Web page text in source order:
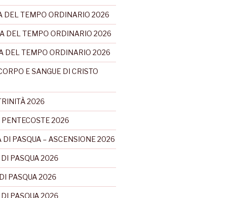
DEL TEMPO ORDINARIO 2026
DEL TEMPO ORDINARIO 2026
DEL TEMPO ORDINARIO 2026
E SANGUE DI CRISTO
2026
2026
PASQUA – ASCENSIONE 2026
PASQUA 2026
PASQUA 2026
PASQUA 2026